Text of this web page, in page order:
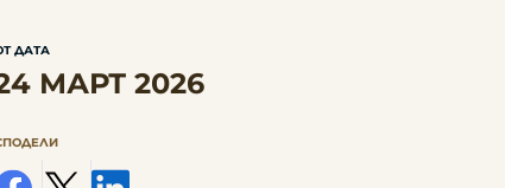
ДАТА
МАРТ 2026
x linkedin